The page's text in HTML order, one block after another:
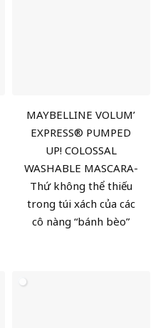
MAYBELLINE VOLUM’
EXPRESS® PUMPED
UP! COLOSSAL
WASHABLE MASCARA-
Thứ không thể thiếu
trong túi xách của các
cô nàng “bánh bèo”